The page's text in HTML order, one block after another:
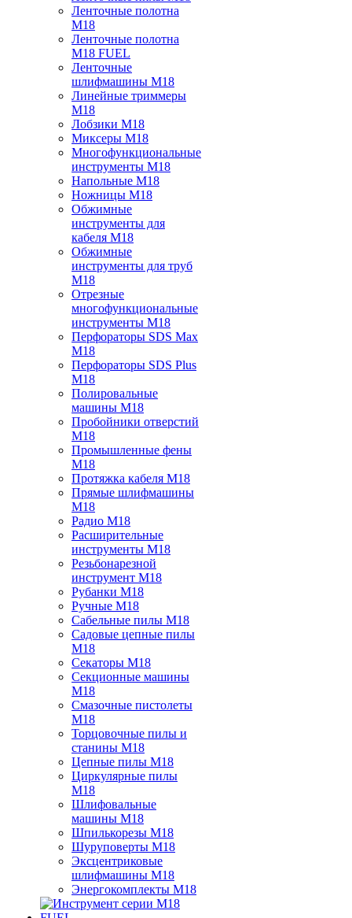
Ленточные полотна
M18
Ленточные полотна
M18 FUEL
Ленточные
шлифмашины M18
Линейные триммеры
M18
Лобзики M18
Миксеры M18
Многофункциональные
инструменты M18
Напольные M18
Ножницы M18
Обжимные
инструменты для
кабеля M18
Обжимные
инструменты для труб
M18
Отрезные
многофункциональные
инструменты M18
Перфораторы SDS Max
M18
Перфораторы SDS Plus
M18
Полировальные
машины M18
Пробойники отверстий
M18
Промышленные фены
M18
Протяжка кабеля M18
Прямые шлифмашины
M18
Радио M18
Расширительные
инструменты M18
Резьбонарезной
инструмент M18
Рубанки M18
Ручные M18
Сабельные пилы M18
Садовые цепные пилы
M18
Секаторы M18
Секционные машины
M18
Смазочные пистолеты
M18
Торцовочные пилы и
станины M18
Цепные пилы M18
Циркулярные пилы
M18
Шлифовальные
машины M18
Шпилькорезы M18
Шуруповерты M18
Эксцентриковые
шлифмашины M18
Энергокомплекты M18